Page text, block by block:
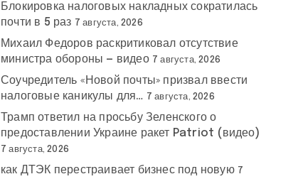
Блокировка налоговых накладных сократилась
почти в 5 раз 7 августа, 2026
Михаил Федоров раскритиковал отсутствие
министра обороны — видео 7 августа, 2026
Соучредитель «Новой почты» призвал ввести
налоговые каникулы для… 7 августа, 2026
Трамп ответил на просьбу Зеленского о
предоставлении Украине ракет Patriot (видео)
7 августа, 2026
как ДТЭК перестраивает бизнес под новую 7